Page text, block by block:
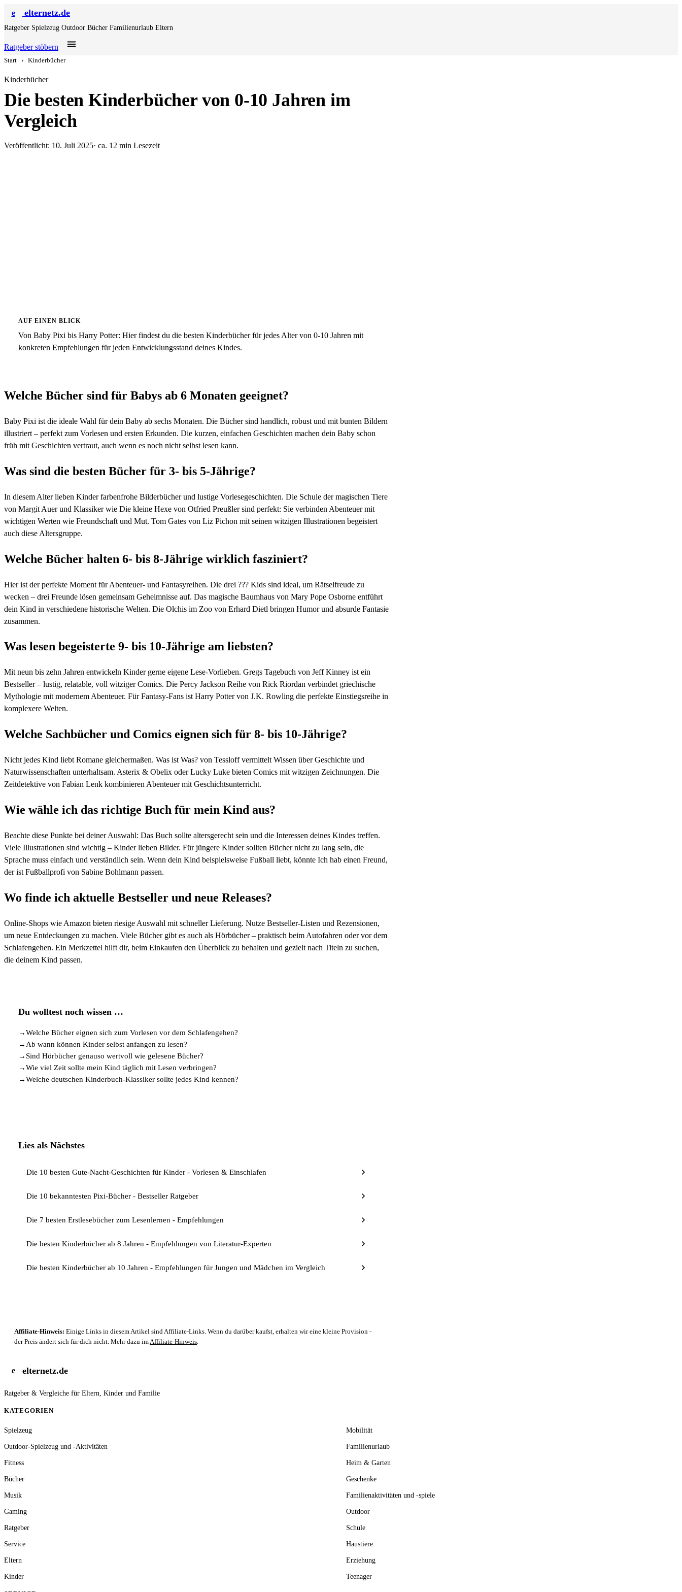
e elternetz.de
Ratgeber Spielzeug Outdoor Bücher Familienurlaub Eltern
Ratgeber stöbern
Start › Kinderbücher
Kinderbücher
Die besten Kinderbücher von 0-10 Jahren im
Vergleich
Veröffentlicht: 10. Juli 2025· ca. 12 min Lesezeit
AUF EINEN BLICK
Von Baby Pixi bis Harry Potter: Hier findest du die besten Kinderbücher für jedes Alter von 0-10 Jahren mit
konkreten Empfehlungen für jeden Entwicklungsstand deines Kindes.
Welche Bücher sind für Babys ab 6 Monaten geeignet?
Baby Pixi ist die ideale Wahl für dein Baby ab sechs Monaten. Die Bücher sind handlich, robust und mit bunten Bildern
illustriert – perfekt zum Vorlesen und ersten Erkunden. Die kurzen, einfachen Geschichten machen dein Baby schon
früh mit Geschichten vertraut, auch wenn es noch nicht selbst lesen kann.
Was sind die besten Bücher für 3- bis 5-Jährige?
In diesem Alter lieben Kinder farbenfrohe Bilderbücher und lustige Vorlesegeschichten. Die Schule der magischen Tiere
von Margit Auer und Klassiker wie Die kleine Hexe von Otfried Preußler sind perfekt: Sie verbinden Abenteuer mit
wichtigen Werten wie Freundschaft und Mut. Tom Gates von Liz Pichon mit seinen witzigen Illustrationen begeistert
auch diese Altersgruppe.
Welche Bücher halten 6- bis 8-Jährige wirklich fasziniert?
Hier ist der perfekte Moment für Abenteuer- und Fantasyreihen. Die drei ??? Kids sind ideal, um Rätselfreude zu
wecken – drei Freunde lösen gemeinsam Geheimnisse auf. Das magische Baumhaus von Mary Pope Osborne entführt
dein Kind in verschiedene historische Welten. Die Olchis im Zoo von Erhard Dietl bringen Humor und absurde Fantasie
zusammen.
Was lesen begeisterte 9- bis 10-Jährige am liebsten?
Mit neun bis zehn Jahren entwickeln Kinder gerne eigene Lese-Vorlieben. Gregs Tagebuch von Jeff Kinney ist ein
Bestseller – lustig, relatable, voll witziger Comics. Die Percy Jackson Reihe von Rick Riordan verbindet griechische
Mythologie mit modernem Abenteuer. Für Fantasy-Fans ist Harry Potter von J.K. Rowling die perfekte Einstiegsreihe in
komplexere Welten.
Welche Sachbücher und Comics eignen sich für 8- bis 10-Jährige?
Nicht jedes Kind liebt Romane gleichermaßen. Was ist Was? von Tessloff vermittelt Wissen über Geschichte und
Naturwissenschaften unterhaltsam. Asterix & Obelix oder Lucky Luke bieten Comics mit witzigen Zeichnungen. Die
Zeitdetektive von Fabian Lenk kombinieren Abenteuer mit Geschichtsunterricht.
Wie wähle ich das richtige Buch für mein Kind aus?
Beachte diese Punkte bei deiner Auswahl: Das Buch sollte altersgerecht sein und die Interessen deines Kindes treffen.
Viele Illustrationen sind wichtig – Kinder lieben Bilder. Für jüngere Kinder sollten Bücher nicht zu lang sein, die
Sprache muss einfach und verständlich sein. Wenn dein Kind beispielsweise Fußball liebt, könnte Ich hab einen Freund,
der ist Fußballprofi von Sabine Bohlmann passen.
Wo finde ich aktuelle Bestseller und neue Releases?
Online-Shops wie Amazon bieten riesige Auswahl mit schneller Lieferung. Nutze Bestseller-Listen und Rezensionen,
um neue Entdeckungen zu machen. Viele Bücher gibt es auch als Hörbücher – praktisch beim Autofahren oder vor dem
Schlafengehen. Ein Merkzettel hilft dir, beim Einkaufen den Überblick zu behalten und gezielt nach Titeln zu suchen,
die deinem Kind passen.
Du wolltest noch wissen …
→Welche Bücher eignen sich zum Vorlesen vor dem Schlafengehen?
→ Ab wann können Kinder selbst anfangen zu lesen?
→ Sind Hörbücher genauso wertvoll wie gelesene Bücher?
→Wie viel Zeit sollte mein Kind täglich mit Lesen verbringen?
→Welche deutschen Kinderbuch-Klassiker sollte jedes Kind kennen?
Lies als Nächstes
Die 10 besten Gute-Nacht-Geschichten für Kinder - Vorlesen & Einschlafen
Die 10 bekanntesten Pixi-Bücher - Bestseller Ratgeber
Die 7 besten Erstlesebücher zum Lesenlernen - Empfehlungen
Die besten Kinderbücher ab 8 Jahren - Empfehlungen von Literatur-Experten
Die besten Kinderbücher ab 10 Jahren - Empfehlungen für Jungen und Mädchen im Vergleich
Affiliate-Hinweis: Einige Links in diesem Artikel sind Affiliate-Links. Wenn du darüber kaufst, erhalten wir eine kleine Provision -
der Preis ändert sich für dich nicht. Mehr dazu im Affiliate-Hinweis
e elternetz.de
Ratgeber & Vergleiche für Eltern, Kinder und Familie
KATEGORIEN
Spielzeug Mobilität
Outdoor-Spielzeug und -Aktivitäten Familienurlaub
Fitness Heim & Garten
Bücher Geschenke
Musik Familienaktivitäten und -spiele
Gaming Outdoor
Ratgeber Schule
Service Haustiere
Eltern Erziehung
Kinder Teenager